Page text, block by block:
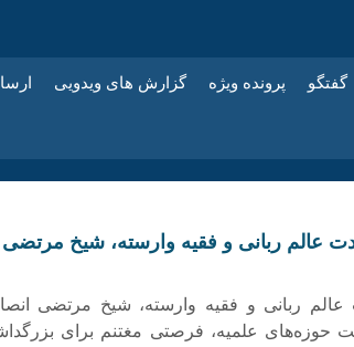
گفتگو پرونده ویژه گزارش های ویدویی
عالم ربانی و فقیه وارسته، شیخ مرتضی
عالم ربانی و فقیه وارسته، شیخ مرتضی
حوزه‌های علمیه، فرصتی مغتنم برای